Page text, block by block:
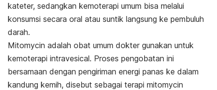
kateter, sedangkan kemoterapi umum bisa melalui
konsumsi secara oral atau suntik langsung ke pembuluh
darah.
Mitomycin adalah obat umum dokter gunakan untuk
kemoterapi intravesical. Proses pengobatan ini
bersamaan dengan pengiriman energi panas ke dalam
kandung kemih, disebut sebagai terapi mitomycin